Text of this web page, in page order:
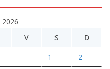
V S D
1 2